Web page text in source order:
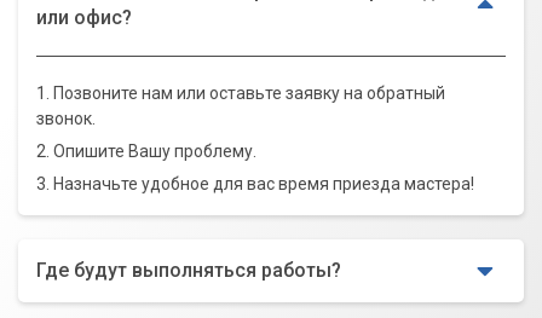
или офис?
1. Позвоните нам или оставьте заявку на обратный
звонок.
2. Опишите Вашу проблему.
3. Назначьте удобное для вас время приезда мастера!
Где будут выполняться работы?